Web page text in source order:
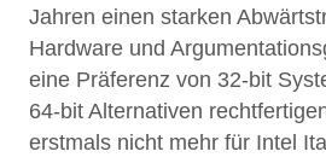
Jahren einen starken
Hardware und
eine Präferenz von 32-bit
64-bit Alternativen
erstmals nicht mehr für Intel